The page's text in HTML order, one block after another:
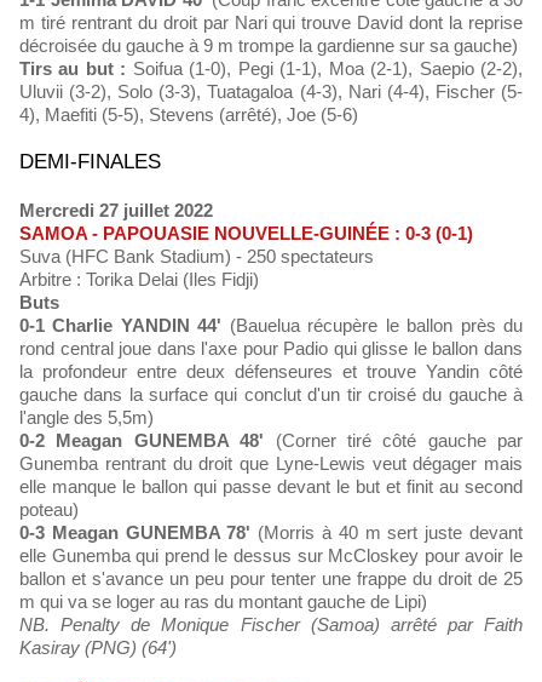
m tiré rentrant du droit par Nari qui trouve David dont la reprise
décroisée du gauche à 9 m trompe la gardienne sur sa gauche)
Tirs au but : Soifua (1-0), Pegi (1-1), Moa (2-1), Saepio (2-2),
Uluvii (3-2), Solo (3-3), Tuatagaloa (4-3), Nari (4-4), Fischer (5-
4), Maefiti (5-5), Stevens (arrêté), Joe (5-6)
DEMI-FINALES
Mercredi 27 juillet 2022
SAMOA - PAPOUASIE NOUVELLE-GUINÉE : 0-3 (0-1)
Suva (HFC Bank Stadium) - 250 spectateurs
Arbitre : Torika Delai (Iles Fidji)
Buts
0-1 Charlie YANDIN 44' (Bauelua récupère le ballon près du
rond central joue dans l'axe pour Padio qui glisse le ballon dans
la profondeur entre deux défenseures et trouve Yandin côté
gauche dans la surface qui conclut d'un tir croisé du gauche à
l'angle des 5,5m)
0-2 Meagan GUNEMBA 48' (Corner tiré côté gauche par
Gunemba rentrant du droit que Lyne-Lewis veut dégager mais
elle manque le ballon qui passe devant le but et finit au second
poteau)
0-3 Meagan GUNEMBA 78' (Morris à 40 m sert juste devant
elle Gunemba qui prend le dessus sur McCloskey pour avoir le
ballon et s'avance un peu pour tenter une frappe du droit de 25
m qui va se loger au ras du montant gauche de Lipi)
NB. Penalty de Monique Fischer (Samoa) arrêté par Faith
Kasiray (PNG) (64')